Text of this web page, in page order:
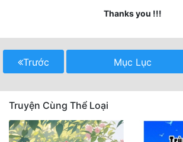
Phương Tây
Phản Phái
Quan Trường
Quân Sự
Thanks you !!!
Trước Mục Lục
Truyện Cùng Thể Loại